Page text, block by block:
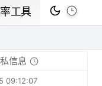
工具
信息
09:12:07